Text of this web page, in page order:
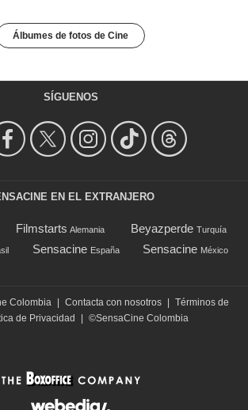
Álbumes de fotos de Cine
SÍGUENOS
EN EL EXTRANJERO
Filmstarts Alemania Beyazperde Turquía
Sensacine España Sensacine México
Colombia | Contacta con nosotros | Términos de
de Privacidad | ©SensaCine Colombia